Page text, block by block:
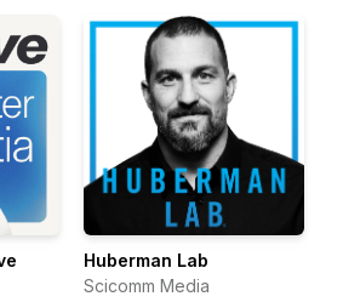
Huberman Lab
Scicomm Media